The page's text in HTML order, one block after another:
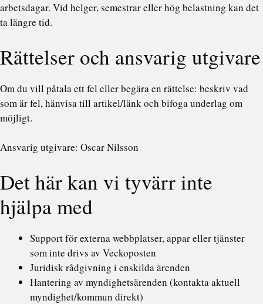
arbetsdagar. Vid helger, semestrar eller hög belastning kan det
ta längre tid.
Rättelser och ansvarig utgivare
Om du vill påtala ett fel eller begära en rättelse: beskriv vad
som är fel, hänvisa till artikel/länk och bifoga underlag om
möjligt.
Ansvarig utgivare: Oscar Nilsson
Det här kan vi tyvärr inte
hjälpa med
Support för externa webbplatser, appar eller tjänster
som inte drivs av Veckoposten
Juridisk rådgivning i enskilda ärenden
Hantering av myndighetsärenden (kontakta aktuell
myndighet/kommun direkt)